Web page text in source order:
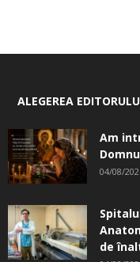
ALEGEREA
Am
04/08/
de